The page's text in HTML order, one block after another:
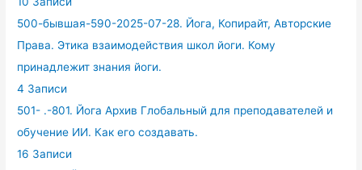
500-бывшая-590-2025-07-28. Йога, Копирайт, Авторские
Права. Этика взаимодействия школ йоги. Кому
принадлежит знания йоги.
4 Записи
501- .-801. Йога Архив Глобальный для преподавателей и
обучение ИИ. Как его создавать.
16 Записи